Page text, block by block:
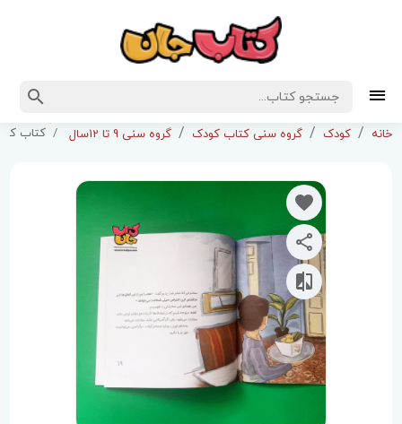
خانه کودک گروه سنی کتاب کودک گروه سنی 9 تا 12سال کتاب